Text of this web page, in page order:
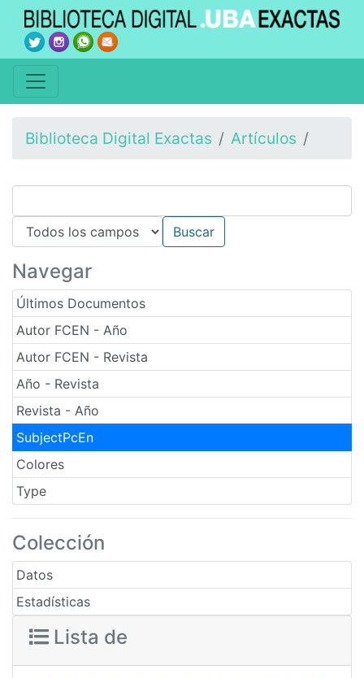
Biblioteca Digital Exactas Artículos
Navegar
Últimos Documentos
Autor FCEN - Año
Autor FCEN - Revista
Año - Revista
Revista - Año
SubjectPcEn
Colores
Type
Colección
Datos
Estadísticas
Lista de